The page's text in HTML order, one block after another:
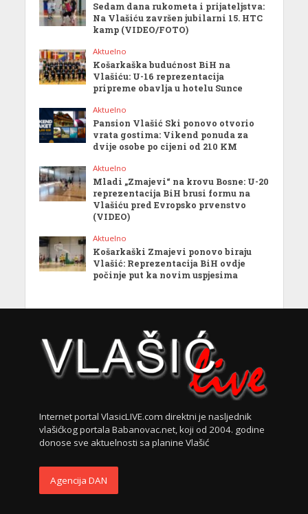
Sedam dana rukometa i prijateljstva:
Na Vlašiću završen jubilarni 15. HTC
kamp (VIDEO/FOTO)
Aktuelno
Košarkaška budućnost BiH na
Vlašiću: U-16 reprezentacija
pripreme obavlja u hotelu Sunce
Aktuelno
Pansion Vlašić Ski ponovo otvorio
vrata gostima: Vikend ponuda za
dvije osobe po cijeni od 210 KM
Aktuelno
Mladi „Zmajevi“ na krovu Bosne: U-20
reprezentacija BiH brusi formu na
Vlašiću pred Evropsko prvenstvo
(VIDEO)
Aktuelno
Košarkaški Zmajevi ponovo biraju
Vlašić: Reprezentacija BiH ovdje
počinje put ka novim uspjesima
Internet portal VlasicLIVE.com direktni je nasljednik
vlašićkog portala Babanovac.net, koji od 2004. godine
donose sve aktuelnosti sa planine Vlašić
Agencija DAN